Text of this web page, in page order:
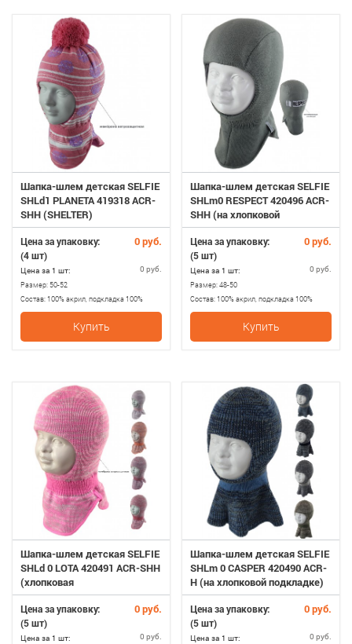
Шапка-шлем детская SELFIE
SHLd1 PLANETA 419318 ACR-
SHH (SHELTER)
Цена за упаковку: 0 руб.
(4 шт)
Цена за 1 шт: 0 руб.
Размер:50-52
Состав:100% акрил, подкладка 100%
хлопопок, утеплитель SHELTER
Купить
Шапка-шлем детская SELFIE
SHLm0 RESPECT 420496 ACR-
SHH (на хлопковой
подкладке+SHELTER)
Цена за упаковку: 0 руб.
(5 шт)
Цена за 1 шт: 0 руб.
Размер:48-50
Состав:100% акрил, подкладка 100%
хлопопок+утеплитель SHELTER
Купить
Шапка-шлем детская SELFIE
SHLd 0 LOTA 420491 ACR-SHH
(хлопковая
подкладка+утеп.SHELTER)
Цена за упаковку: 0 руб.
(5 шт)
Цена за 1 шт: 0 руб.
Шапка-шлем детская SELFIE
SHLm 0 CASPER 420490 ACR-
H (на хлопковой подкладке)
Цена за упаковку: 0 руб.
(5 шт)
Цена за 1 шт: 0 руб.